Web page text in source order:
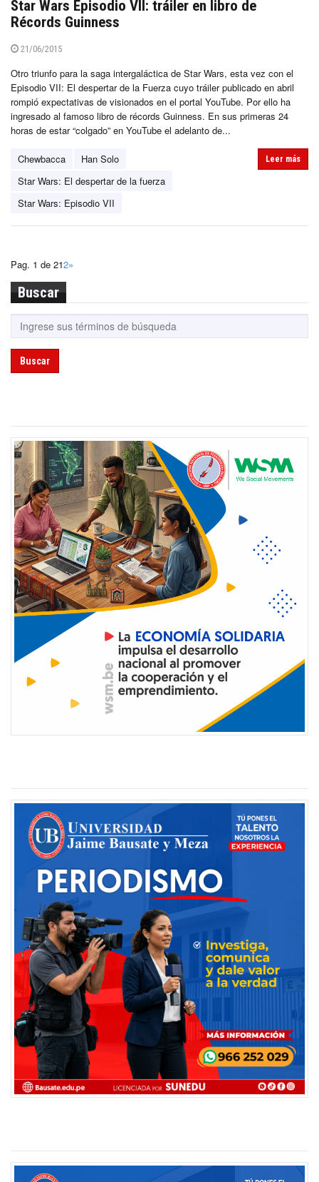
Star Wars Episodio VII: tráiler en libro de
Récords Guinness
21/06/2015
Otro triunfo para la saga intergaláctica de Star Wars, esta vez con el
Episodio VII: El despertar de la Fuerza cuyo tráiler publicado en abril
rompió expectativas de visionados en el portal YouTube. Por ello ha
ingresado al famoso libro de récords Guinness. En sus primeras 24
horas de estar “colgado” en YouTube el adelanto de...
Chewbacca
Han Solo
Star Wars: El despertar de la fuerza
Star Wars: Episodio VII
Leer más
Pag. 1 de 212»
Buscar
Buscar